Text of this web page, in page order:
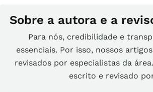
Sobre a autora e a
Para nós, credibilidade e
essenciais. Por isso, nossos
revisados por especialistas da
escrito e revisado